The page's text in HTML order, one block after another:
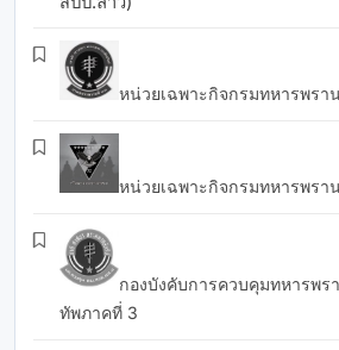
หน่วยเฉพาะกิจกรมทหารพรา
หน่วยเฉพาะกิจกรมทหารพรา
กองบังคับการควบคุมทหารพ
ทัพภาคที่ 3